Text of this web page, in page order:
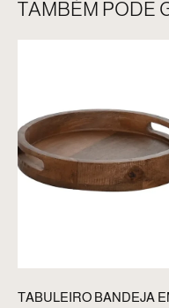
TAMBÉM PODE
TABULEIRO BANDEJA